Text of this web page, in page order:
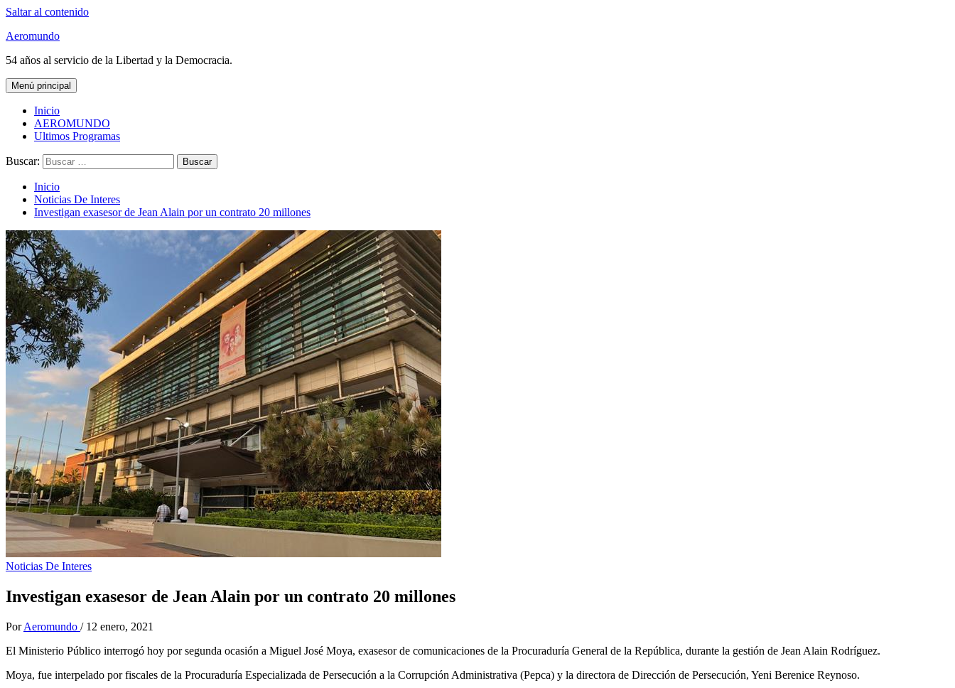
Saltar al contenido
Aeromundo
54 años al servicio de la Libertad y la Democracia.
Menú principal
Inicio
AEROMUNDO
Ultimos Programas
Buscar:
Inicio
Noticias De Interes
Investigan exasesor de Jean Alain por un contrato 20 millones
Noticias De Interes
Investigan exasesor de Jean Alain por un contrato 20 millones
Por Aeromundo / 12 enero, 2021
El Ministerio Público interrogó hoy por segunda ocasión a Miguel José Moya, exasesor de comunicaciones de la Procuraduría General de la República, durante la gestión de Jean Alain Rodríguez.
Moya, fue interpelado por fiscales de la Procuraduría Especializada de Persecución a la Corrupción Administrativa (Pepca) y la directora de Dirección de Persecución, Yeni Berenice Reynoso.